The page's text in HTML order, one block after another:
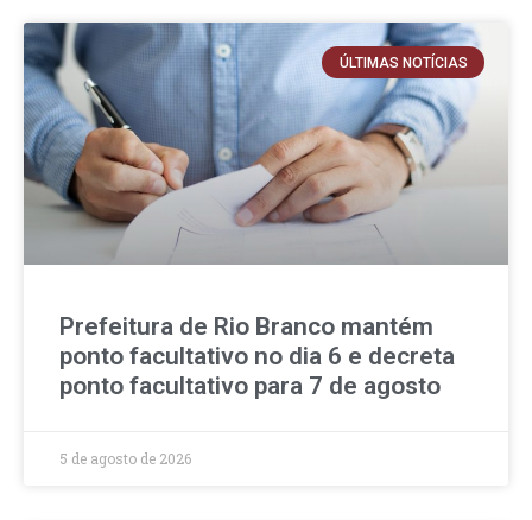
ÚLTIMAS NOTÍCIAS
Prefeitura de Rio Branco mantém
ponto facultativo no dia 6 e decreta
ponto facultativo para 7 de agosto
5 de agosto de 2026